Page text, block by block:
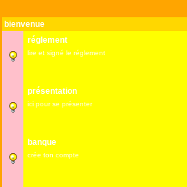
bienvenue
réglement
lire et signé le réglement
présentation
ici pour se présenter
banque
crée ton compte